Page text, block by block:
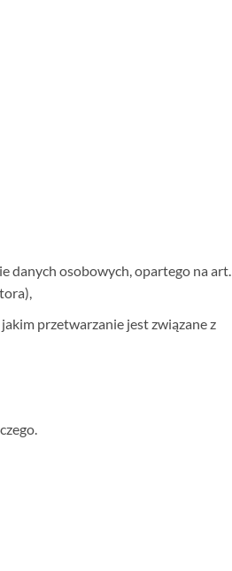
danych osobowych, opartego na art.
przetwarzanie jest związane z